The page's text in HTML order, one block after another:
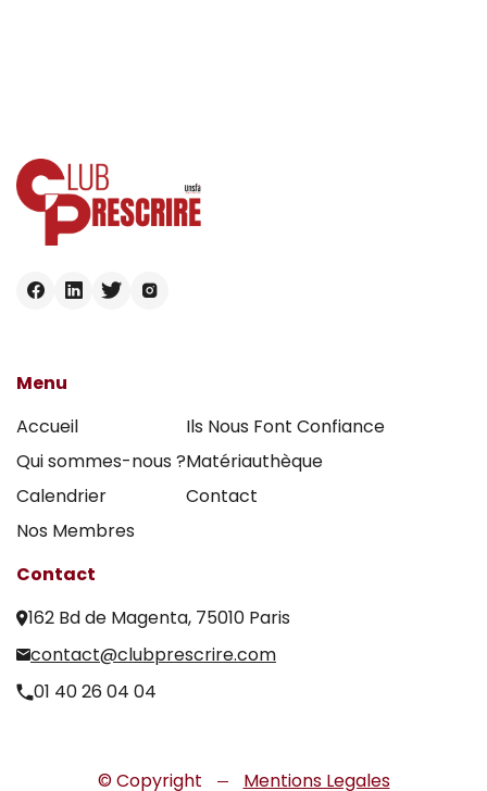
Menu
Accueil
Qui sommes-nous ?
Calendrier
Nos Membres
Ils Nous Font Confiance
Matériauthèque
Contact
Contact
162 Bd de Magenta, 75010 Paris
contact@clubprescrire.com
01 40 26 04 04
© Copyright Mentions Legales